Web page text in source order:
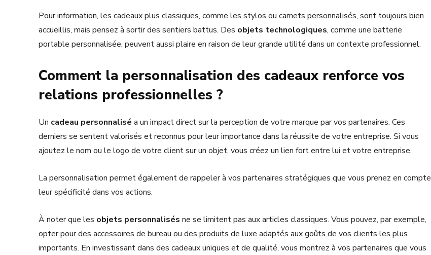
Pour information, les cadeaux plus classiques, comme les stylos ou carnets personnalisés, sont toujours bien
accueillis, mais pensez à sortir des sentiers battus. Des objets technologiques, comme une batterie
portable personnalisée, peuvent aussi plaire en raison de leur grande utilité dans un contexte professionnel.
Comment la personnalisation des cadeaux renforce vos
relations professionnelles ?
Un cadeau personnalisé a un impact direct sur la perception de votre marque par vos partenaires. Ces
derniers se sentent valorisés et reconnus pour leur importance dans la réussite de votre entreprise. Si vous
ajoutez le nom ou le logo de votre client sur un objet, vous créez un lien fort entre lui et votre entreprise.
La personnalisation permet également de rappeler à vos partenaires stratégiques que vous prenez en compte
leur spécificité dans vos actions.
À noter que les objets personnalisés ne se limitent pas aux articles classiques. Vous pouvez, par exemple,
opter pour des accessoires de bureau ou des produits de luxe adaptés aux goûts de vos clients les plus
importants. En investissant dans des cadeaux uniques et de qualité, vous montrez à vos partenaires que vous